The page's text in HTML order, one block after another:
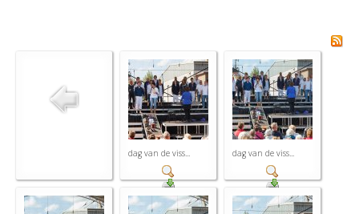
dag van de viss... dag van de viss...